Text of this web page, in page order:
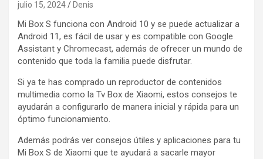
julio 15, 2024 Denis
Mi Box S funciona con Android 10 y se puede actualizar a
Android 11, es fácil de usar y es compatible con Google
Assistant y Chromecast, además de ofrecer un mundo de
contenido que toda la familia puede disfrutar.
Si ya te has comprado un reproductor de contenidos
multimedia como la Tv Box de Xiaomi, estos consejos te
ayudarán a configurarlo de manera inicial y rápida para un
óptimo funcionamiento.
Además podrás ver consejos útiles y aplicaciones para tu
Mi Box S de Xiaomi que te ayudará a sacarle mayor